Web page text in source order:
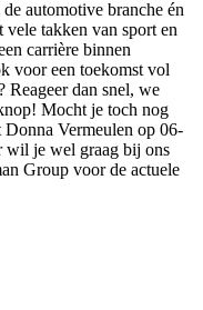
automotive branche én
takken van sport en
carrière binnen
voor een toekomst vol
Reageer dan snel, we
Mocht je toch nog
Donna Vermeulen op 06-
wil je wel graag bij ons
Group voor de actuele